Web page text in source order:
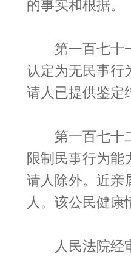
的事实和根据。
第一百七十一
认定为无民事行
请人已提供鉴定
第一百七十二
限制民事行为能
请人除外。近亲
人。该公民健
人民法院经审